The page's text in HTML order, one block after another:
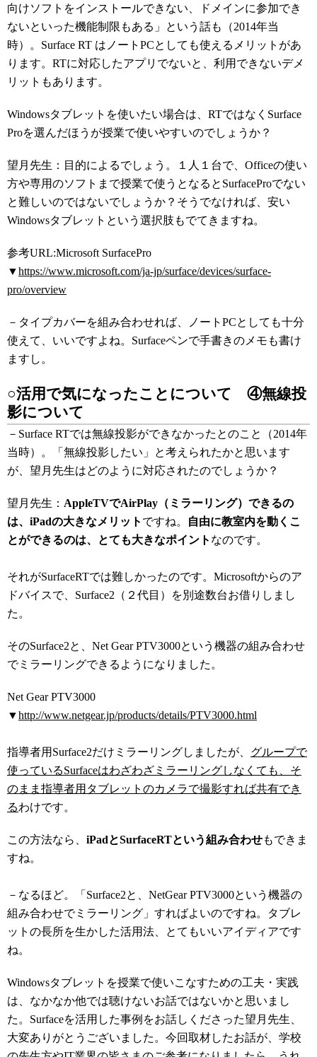
向けソフトをインストールできない、ドメインに参加でき
ないといった機能制限もある」という話も（2014年当
時）。Surface RT はノートPCとしても使えるメリットがあ
ります。RTに対応したアプリでないと、利用できないデメ
リットもあります。
Windowsタブレットを使いたい場合は、RTではなくSurface
Proを選んだほうが授業で使いやすいのでしょうか？
望月先生：目的によるでしょう。１人１台で、Officeの使い
方や専用のソフトまで授業で使うとなるとSurfaceProでない
と難しいのではないでしょうか？そうでなければ、安い
Windowsタブレットという選択肢もでてきますね。
参考URL:Microsoft SurfacePro
▼https://www.microsoft.com/ja-jp/surface/devices/surface-
pro/overview
－タイプカバーを組み合わせれば、ノートPCとしても十分
使えて、いいですよね。Surfaceペンで手書きのメモも書け
ますし。
○活用で気になったことについて ④無線投
影について
－Surface RTでは無線投影ができなかったとのこと（2014年
当時）。「無線投影したい」と考えられたかと思います
が、望月先生はどのように対応されたのでしょうか？
望月先生： AppleTVでAirPlay（ミラーリング）できるの
は、iPadの大きなメリット ですね。
自由に教室内を動くこ
とができるのは、とても大きなポイント なのです。
それがSurfaceRTでは難しかったのです。Microsoftからのア
ドバイスで、Surface2（２代目）を別途数台お借りしまし
た。
そのSurface2と、Net Gear PTV3000という機器の組み合わせ
でミラーリングできるようになりました。
Net Gear PTV3000
▼http://www.netgear.jp/products/details/PTV3000.html
指導者用Surface2だけミラーリングしましたが、 グループで
使っているSurfaceはわざわざミラーリングしなくても、そ
のまま指導者用タブレットのカメラで撮影すれば共有でき
るわけです。
この方法なら、 iPadとSurfaceRTという組み合わせもできま
すね。
－なるほど。「Surface2と、NetGear PTV3000という機器の
組み合わせでミラーリング」すればよいのですね。タブレ
ットの長所を生かした活用法、とてもいいアイディアです
ね。
Windowsタブレットを授業で使いこなすための工夫・実践
は、なかなか他では聴けないお話ではないかと思いまし
た。Surfaceを活用した事例をお話しくださった望月先生、
大変ありがとうございました。今回取材したお話が、学校